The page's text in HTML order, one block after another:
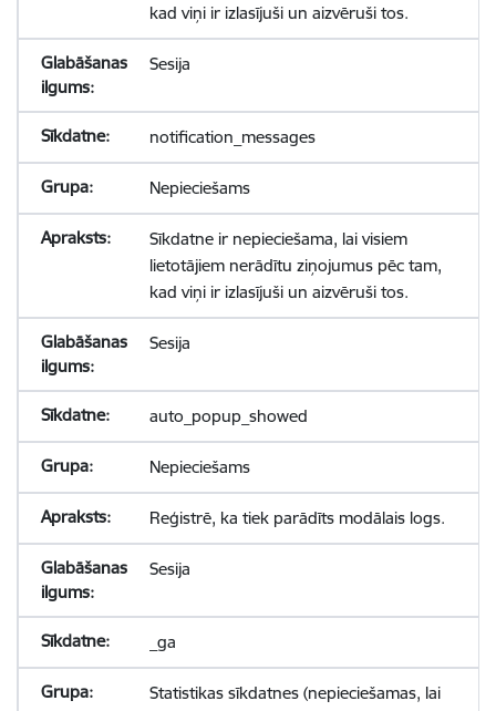
kad viņi ir izlasījuši un aizvēruši tos.
Sesija
notification_messages
Nepieciešams
Sīkdatne ir nepieciešama, lai visiem
lietotājiem nerādītu ziņojumus pēc tam,
kad viņi ir izlasījuši un aizvēruši tos.
Sesija
auto_popup_showed
Nepieciešams
Reģistrē, ka tiek parādīts modālais logs.
Sesija
_ga
Statistikas sīkdatnes (nepieciešamas, lai